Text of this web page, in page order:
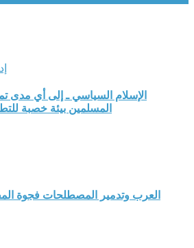
الإسلام السياسي ـ إلى أي مدى
المسلمين بيئة خصبة
العرب وتدمير المصطلحات فجوة